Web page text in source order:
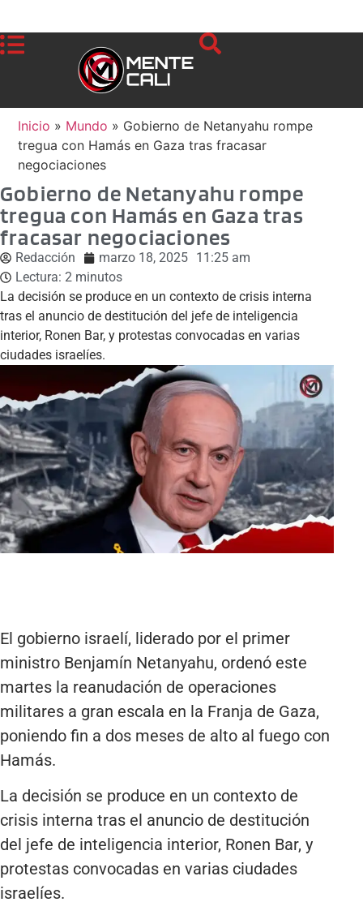
Inicio » Mundo » Gobierno de Netanyahu rompe
tregua con Hamás en Gaza tras fracasar
negociaciones
Gobierno de Netanyahu rompe
tregua con Hamás en Gaza tras
fracasar negociaciones
Redacción marzo 18, 2025 11:25 am
Lectura: 2 minutos
La decisión se produce en un contexto de crisis interna
tras el anuncio de destitución del jefe de inteligencia
interior, Ronen Bar, y protestas convocadas en varias
ciudades israelíes.
El gobierno israelí, liderado por el primer
ministro Benjamín Netanyahu, ordenó este
martes la reanudación de operaciones
militares a gran escala en la Franja de Gaza,
poniendo fin a dos meses de alto al fuego con
Hamás.
La decisión se produce en un contexto de
crisis interna tras el anuncio de destitución
del jefe de inteligencia interior, Ronen Bar, y
protestas convocadas en varias ciudades
israelíes.